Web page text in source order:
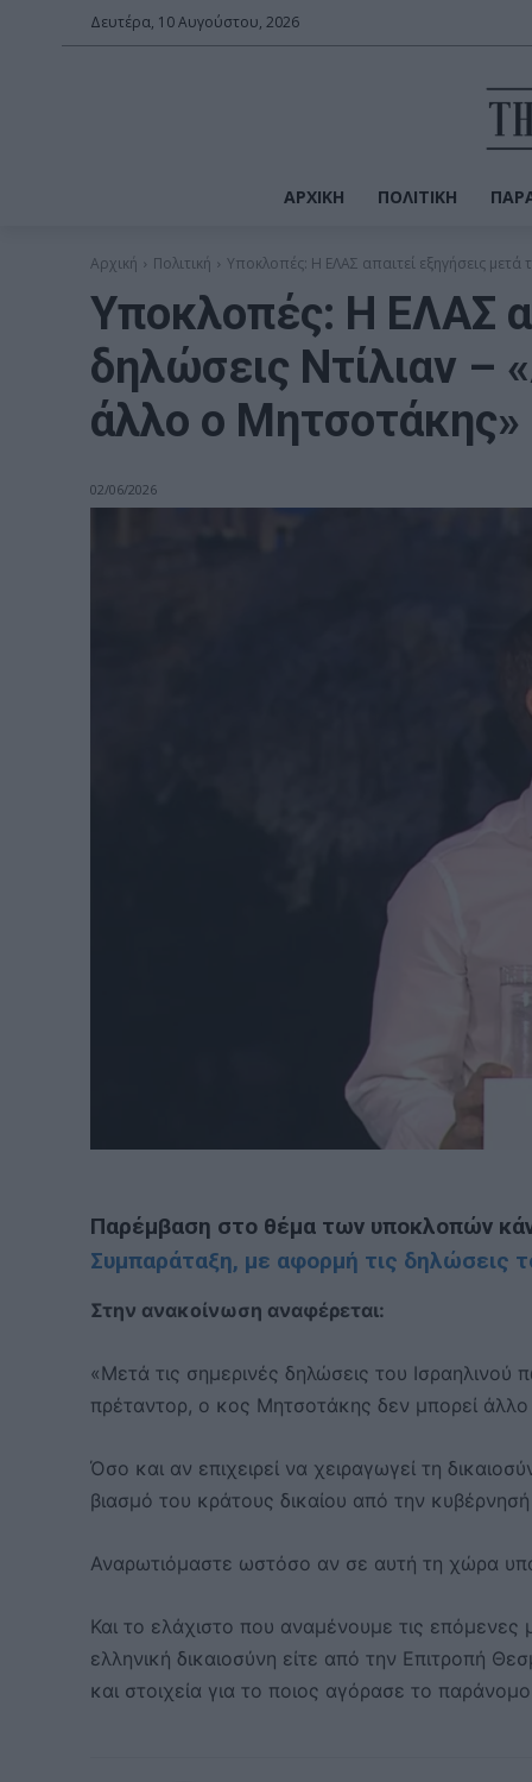
Δευτέρα, 10 Αυγούστου, 2026
ΑΡΧΙΚΉ ΠΟΛΙΤΙΚΉ
Αρχική Πολιτική Υποκλοπές: Η ΕΛΑΣ απαιτεί εξηγήσεις μετά
Υποκλοπές: Η ΕΛΑΣ
δηλώσεις Ντίλιαν –
άλλο ο Μητσοτάκης»
02/06/2026
Παρέμβαση στο θέμα των υποκλοπών
Συμπαράταξη, με αφορμή τις δηλώσεις
Στην ανακοίνωση αναφέρεται:
«Μετά τις σημερινές δηλώσεις του
πρέταντορ, ο κος Μητσοτάκης δεν μπορεί άλλο
Όσο και αν επιχειρεί να χειραγωγεί τη
βιασμό του κράτους δικαίου από την
Αναρωτιόμαστε ωστόσο αν σε αυτή τη χώρα
Και το ελάχιστο που αναμένουμε τις επόμενες
ελληνική δικαιοσύνη είτε από την Επιτροπή
και στοιχεία για το ποιος αγόρασε το